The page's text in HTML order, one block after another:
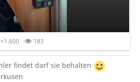
183
findet darf sie behalten